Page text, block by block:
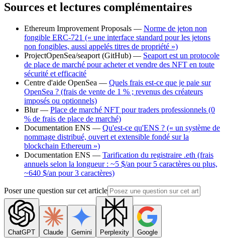
Sources et lectures complémentaires
Ethereum Improvement Proposals — Norme de jeton non
fongible ERC-721 (« une interface standard pour les jetons
non fongibles, aussi appelés titres de propriété »)
ProjectOpenSea/seaport (GitHub) — Seaport est un protocole
de place de marché pour acheter et vendre des NFT en toute
sécurité et efficacité
Centre d'aide OpenSea — Quels frais est-ce que je paie sur
OpenSea ? (frais de vente de 1 % ; revenus des créateurs
imposés ou optionnels)
Blur — Place de marché NFT pour traders professionnels (0
% de frais de place de marché)
Documentation ENS — Qu'est-ce qu'ENS ? (« un système de
nommage distribué, ouvert et extensible fondé sur la
blockchain Ethereum »)
Documentation ENS — Tarification du registraire .eth (frais
annuels selon la longueur : ~5 $/an pour 5 caractères ou plus,
~640 $/an pour 3 caractères)
Poser une question sur cet article
ChatGPT Claude Gemini Perplexity Google